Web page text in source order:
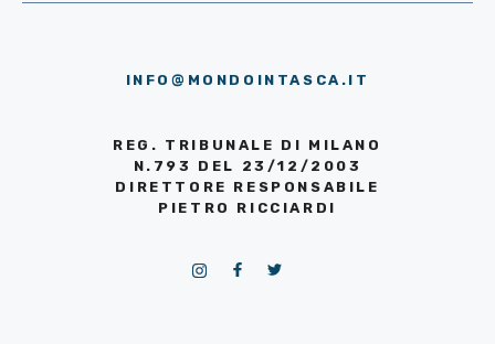
INFO@MONDOINTASCA.IT
REG. TRIBUNALE DI MILANO
N.793 DEL 23/12/2003
DIRETTORE RESPONSABILE
PIETRO RICCIARDI